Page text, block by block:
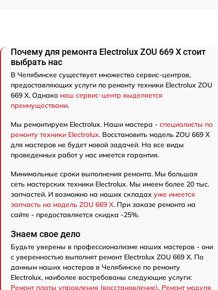
Почему для ремонта Electrolux ZOU 669 X стоит
выбрать нас
В Челябинске существует множество сервис-центров,
предоставляющих услуги по ремонту техники Electrolux ZOU
669 X. Однако наш сервис-центр выделяется
преимуществами.
Мы ремонтируем Electrolux. Наши мастера - специалисты по
ремонту техники Electrolux. Восстановить модель ZOU 669 X
для мастеров не будет новой задачей. На все виды
проведенных работ у нас имеется гарантия.
Минимальные сроки выполнения ремонта. Мы большая
сеть мастерских техники Electrolux. Мы имеем более 20 тыс.
запчастей. И возможно на наших складах уже имеется
запчасть на модель ZOU 669 X. При заказе ремонта на
сайте - предоставляется скидка -25%.
Знаем свое дело
Будьте уверены в профессионализме наших мастеров - они
с уверенностью выполнят ремонт Electrolux ZOU 669 X. По
данным наших мастеров в Челябинске по ремонту
Electrolux, наиболее востребованы следующие услуги:
Ремонт платы управления (восстановление), Ремонт модуля